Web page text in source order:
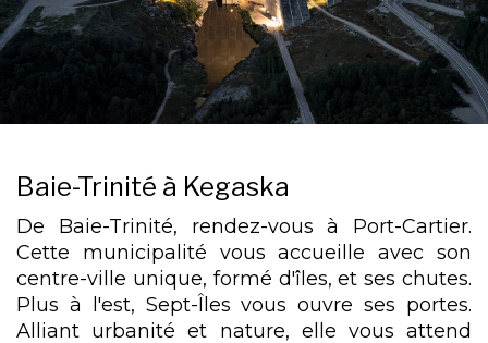
Baie-Trinité à Kegaska
De Baie-Trinité, rendez-vous à Port-Cartier.
Cette municipalité vous accueille avec son
centre-ville unique, formé d'îles, et ses chutes.
Plus à l'est, Sept-Îles vous ouvre ses portes.
Alliant urbanité et nature, elle vous attend